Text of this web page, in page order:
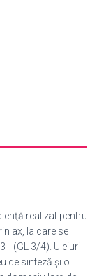
realizat pentru
ax, la care se
(GL 3/4). Uleiuri
de sinteză şi o